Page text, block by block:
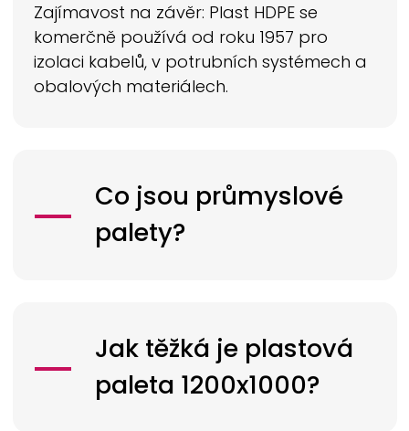
Zajímavost na závěr: Plast HDPE se
komerčně používá od roku 1957 pro
izolaci kabelů, v potrubních systémech a
obalových materiálech.
Co jsou průmyslové
palety?
Jak těžká je plastová
paleta 1200x1000?